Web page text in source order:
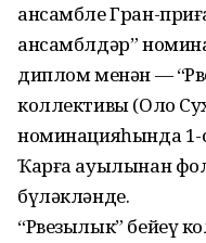
ансамбле Гран-
ансамблдәр”
диплом менән —
коллективы (Оло
номинацияһында
Ҡарға ауылынан
бүләкләнде.
“Рвезылык” бейеү